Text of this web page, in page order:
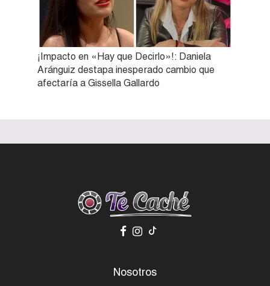
¡Impacto en «Hay que Decirlo»!: Daniela
Aránguiz destapa inesperado cambio que
afectaría a Gissella Gallardo
Nosotros